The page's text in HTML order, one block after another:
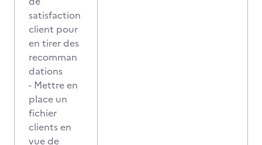
satisfaction
client pour
en tirer des
recomman
dations
- Mettre en
place un
fichier
clients en
vue de